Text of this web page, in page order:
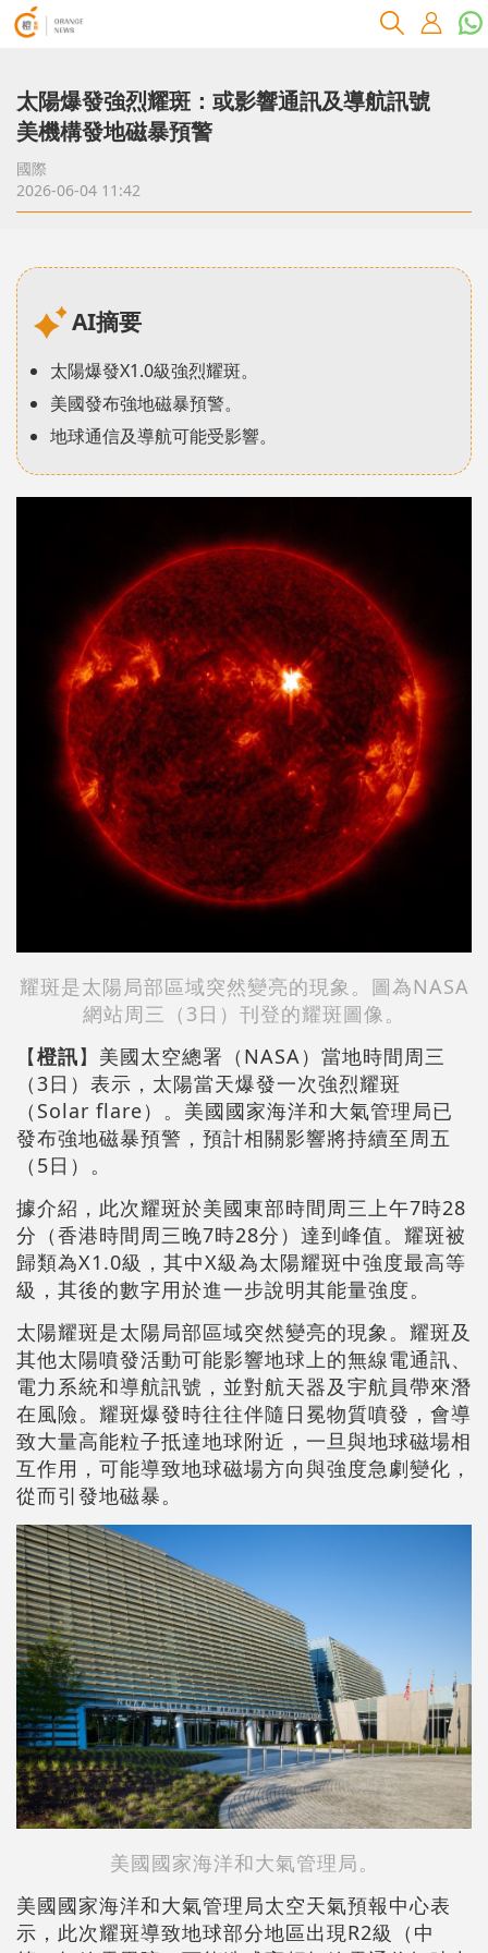
太陽爆發強烈耀斑：或影響通訊及導航訊號
美機構發地磁暴預警
國際
2026-06-04 11:42
AI摘要
太陽爆發X1.0級強烈耀斑。
美國發布強地磁暴預警。
地球通信及導航可能受影響。
耀斑是太陽局部區域突然變亮的現象。圖為NASA
網站周三（3日）刊登的耀斑圖像。
【橙訊】美國太空總署（NASA）當地時間周三
（3日）表示，太陽當天爆發一次強烈耀斑
（Solar flare）。美國國家海洋和大氣管理局已
發布強地磁暴預警，預計相關影響將持續至周五
（5日）。
據介紹，此次耀斑於美國東部時間周三上午7時28
分（香港時間周三晚7時28分）達到峰值。耀斑被
歸類為X1.0級，其中X級為太陽耀斑中強度最高等
級，其後的數字用於進一步說明其能量強度。
太陽耀斑是太陽局部區域突然變亮的現象。耀斑及
其他太陽噴發活動可能影響地球上的無線電通訊、
電力系統和導航訊號，並對航天器及宇航員帶來潛
在風險。耀斑爆發時往往伴隨日冕物質噴發，會導
致大量高能粒子抵達地球附近，一旦與地球磁場相
互作用，可能導致地球磁場方向與強度急劇變化，
從而引發地磁暴。
美國國家海洋和大氣管理局。
美國國家海洋和大氣管理局太空天氣預報中心表
示，此次耀斑導致地球部分地區出現R2級（中